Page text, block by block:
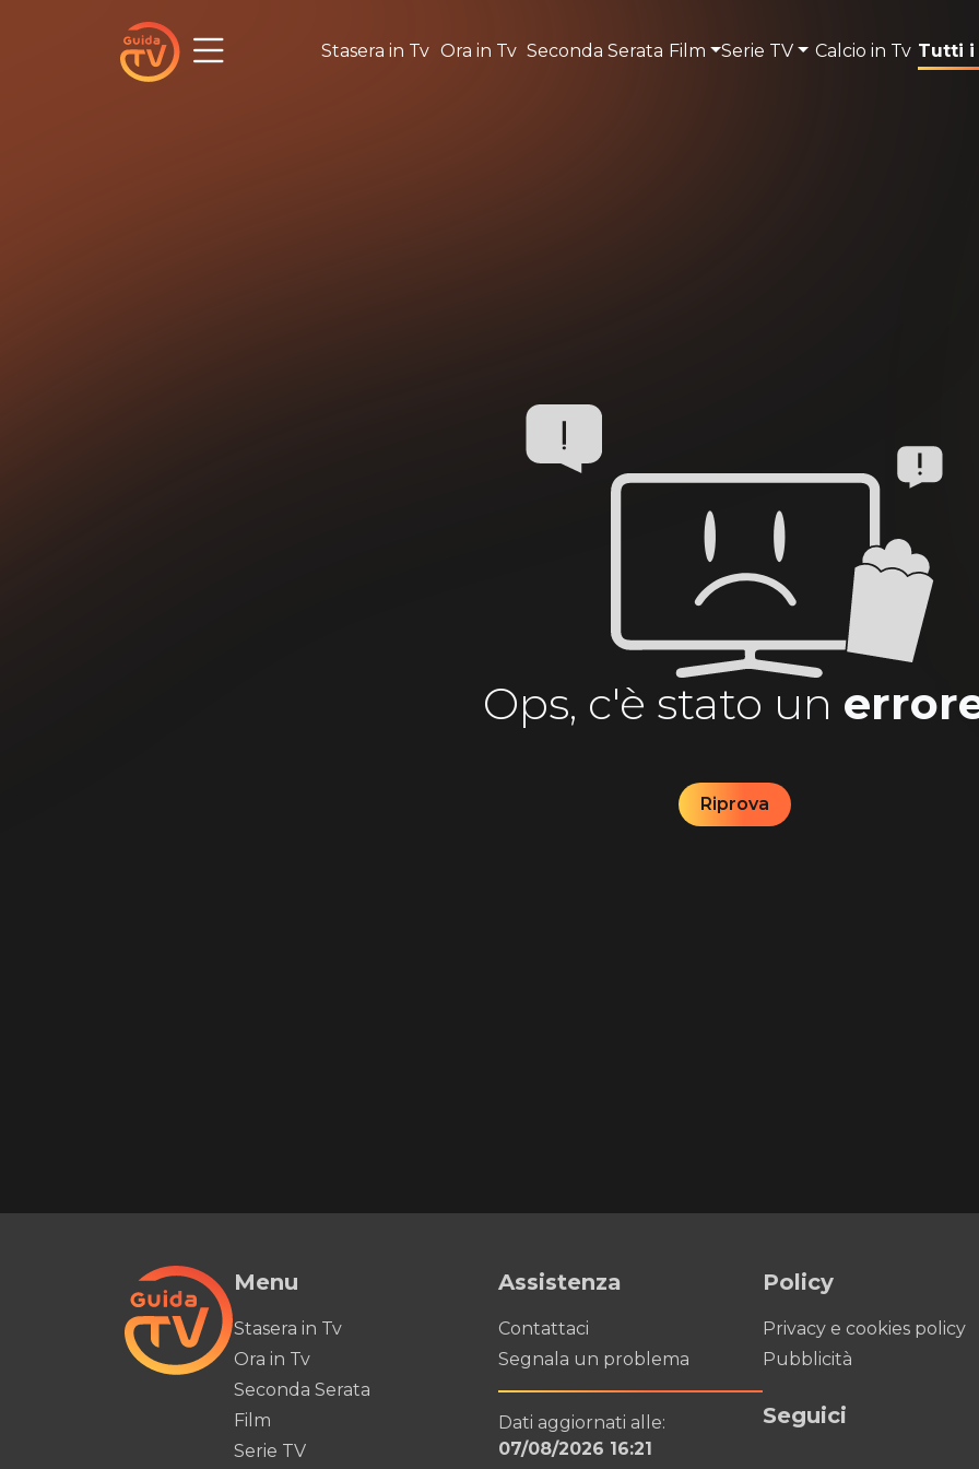
Stasera in Tv Ora in Tv Seconda Serata Film Serie TV Calcio in Tv Tutti i
Ops, c'è stato un
Riprova
Menu
Stasera in Tv
Ora in Tv
Seconda Serata
Film
Serie TV
Assistenza
Contattaci
Segnala un problema
Dati aggiornati alle:
07/08/2026 16:21
Policy
Privacy e cookies policy
Pubblicità
Seguici